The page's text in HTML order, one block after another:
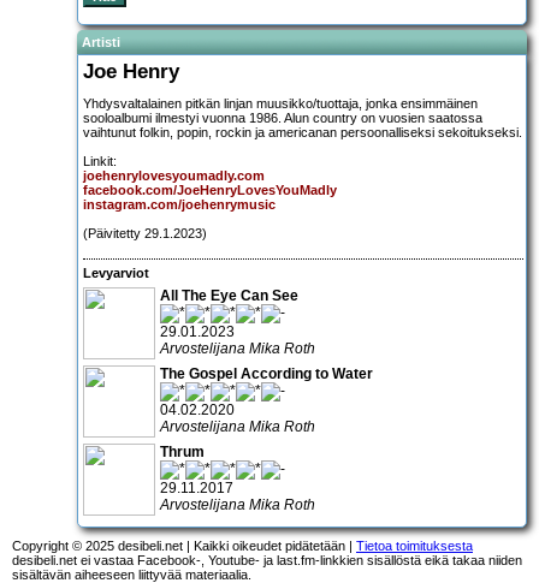
Artisti
Joe Henry
Yhdysvaltalainen pitkän linjan muusikko/tuottaja, jonka ensimmäinen
sooloalbumi ilmestyi vuonna 1986. Alun country on vuosien saatossa
vaihtunut folkin, popin, rockin ja americanan persoonalliseksi sekoitukseksi.
Linkit:
joehenrylovesyoumadly.com
facebook.com/JoeHenryLovesYouMadly
instagram.com/joehenrymusic
(Päivitetty 29.1.2023)
Levyarviot
All The Eye Can See
29.01.2023
Arvostelijana Mika Roth
The Gospel According to Water
04.02.2020
Arvostelijana Mika Roth
Thrum
29.11.2017
Arvostelijana Mika Roth
Copyright © 2025 desibeli.net | Kaikki oikeudet pidätetään | Tietoa toimituksesta
desibeli.net ei vastaa Facebook-, Youtube- ja last.fm-linkkien sisällöstä eikä takaa niiden
sisältävän aiheeseen liittyvää materiaalia.